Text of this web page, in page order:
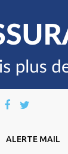
ALERTE MAIL